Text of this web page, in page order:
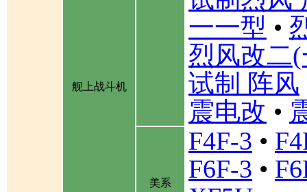
舰上战斗机
一一型 •
烈风改二
试制 阵风
震电改 •
美系
F4F-3 •
F6F-3 •